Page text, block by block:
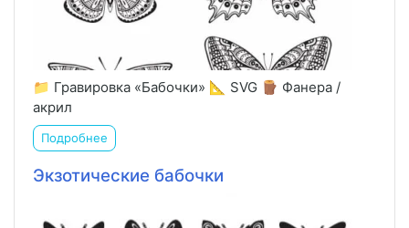
📁 Гравировка «Бабочки» 📐 SVG 🪵 Фанера /
акрил
Подробнее
Экзотические бабочки